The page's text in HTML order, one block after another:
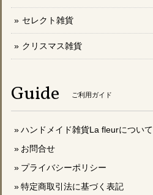
セレクト雑貨
クリスマス雑貨
Guide ご利用ガイド
ハンドメイド雑貨La fleurについて
お問合せ
プライバシーポリシー
特定商取引法に基づく表記